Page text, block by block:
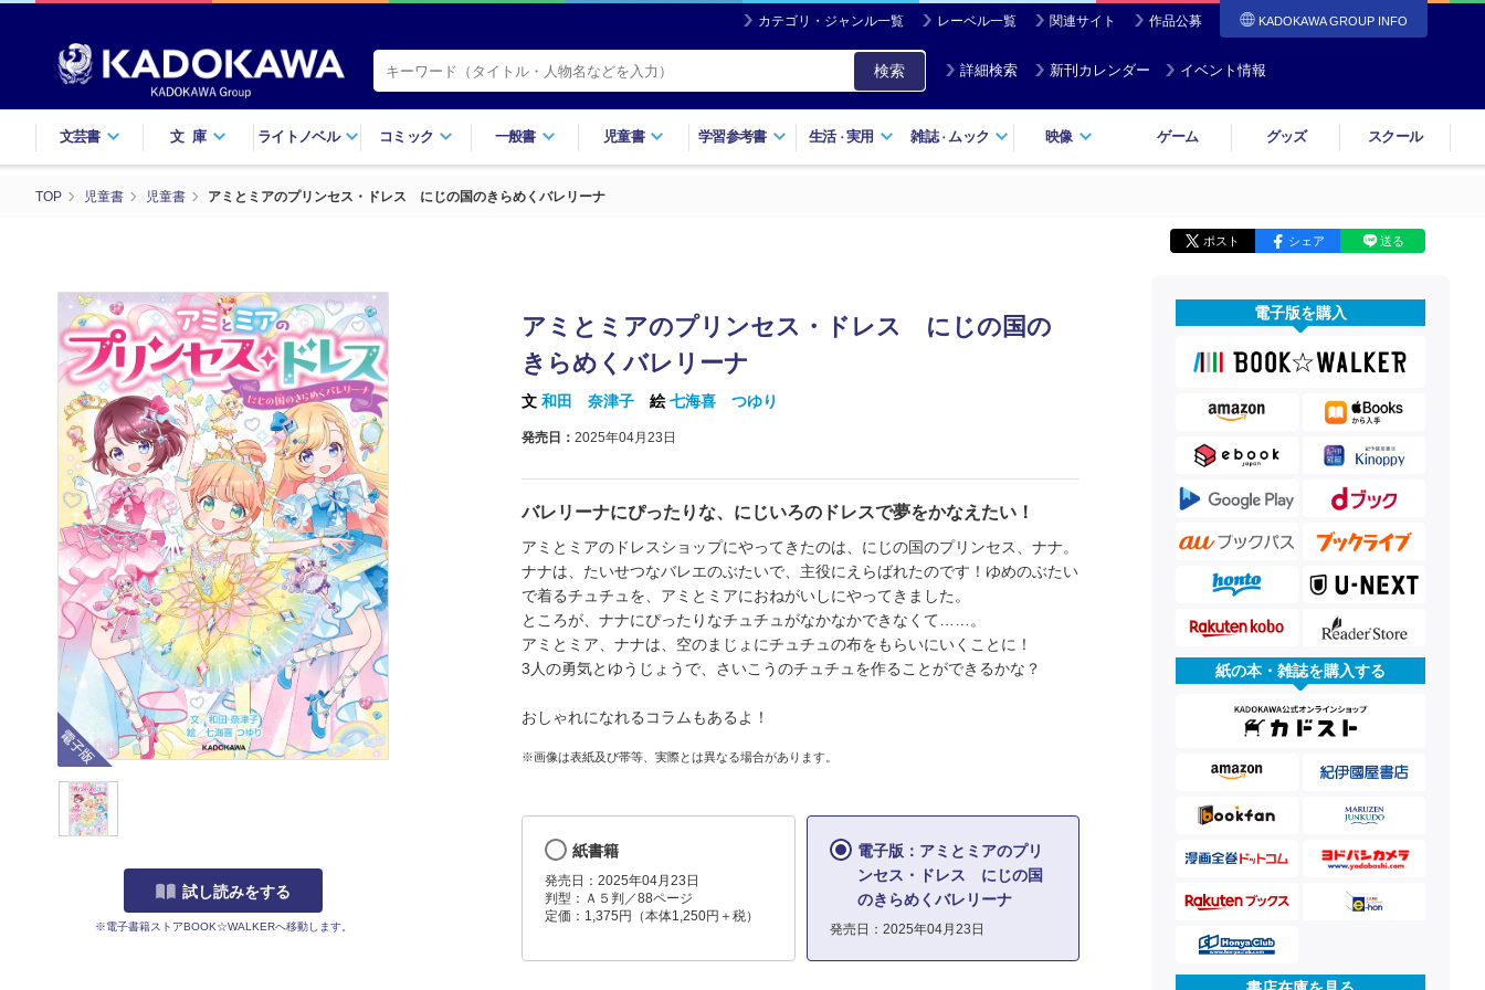
カテゴリ・ジャンル一覧 レーベル一覧 関連サイト 作品公募 KADOKAWA GROUP INFO
検索 詳細検索 新刊カレンダー イベント情報
文芸書 文庫 ライトノベル コミック 一般書 児童書 学習参考書 生活・実用 雑誌・ ムック 映像 ゲーム グッズ スクール
TOP 児童書 児童書 アミとミアのプリンセス・ドレス にじの国のきらめくバレリーナ
ポスト シェア 送る
電子版
試し読みをする
※電子書籍ストアBOOK☆WALKERへ移動します。
アミとミアのプリンセス・ドレス にじの国の
きらめくバレリーナ
文 和田 奈津子 絵七海喜 つゆり
発売日： 2025年04月23日
バレリーナにぴったりな、にじいろのドレスで夢をかなえたい！
アミとミアのドレスショップにやってきたのは、にじの国のプリンセス、ナナ。
ナナは、たいせつなバレエのぶたいで、主役にえらばれたのです！ゆめのぶたい
で着るチュチュを、アミとミアにおねがいしにやってきました。
ところが、ナナにぴったりなチュチュがなかなかできなくて……。
アミとミア、ナナは、空のまじょにチュチュの布をもらいにいくことに！
3人の勇気とゆうじょうで、さいこうのチュチュを作ることができるかな？
おしゃれになれるコラムもあるよ！
※画像は表紙及び帯等、実際とは異なる場合があります。
紙書籍
発売日：2025年04月23日
判型：Ａ５判／88ページ
定価：1,375円（本体1,250円＋税）
電子版：アミとミアのプリ
ンセス・ドレス にじの国
のきらめくバレリーナ
発売日：2025年04月23日
電子版を購入
紙の本・雑誌を購入する